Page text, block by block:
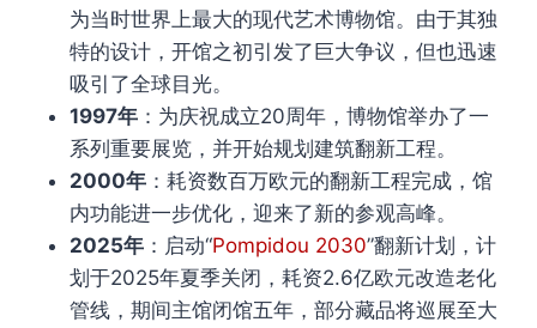
为当时世界上最大的现代艺术博物馆。由于其独
特的设计，开馆之初引发了巨大争议，但也迅速
吸引了全球目光。
1997年 ：为庆祝成立20周年，博物馆举办了一
系列重要展览，并开始规划建筑翻新工程。
2000年 ：耗资数百万欧元的翻新工程完成，馆
内功能进一步优化，迎来了新的参观高峰。
2025年 ：启动“Pompidou 2030”翻新计划，计
划于2025年夏季关闭，耗资2.6亿欧元改造老化
管线，期间主馆闭馆五年，部分藏品将巡展至大